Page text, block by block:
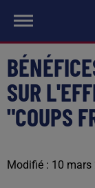
SUR
"COUPS
Modifié : 10